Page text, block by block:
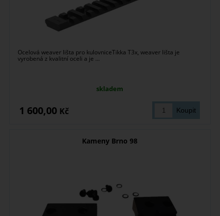
Ocelová weaver lišta pro kulovniceTikka T3x, weaver lišta je
vyrobená z kvalitní oceli a je ...
skladem
1 600,00 Kč
Kameny Brno 98